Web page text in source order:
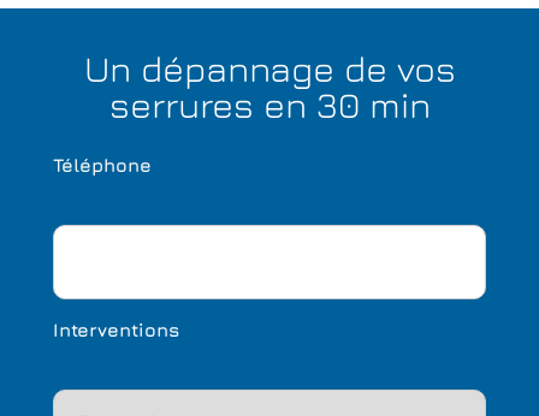
Un dépannage de vos
serrures en 30 min
Téléphone
Interventions